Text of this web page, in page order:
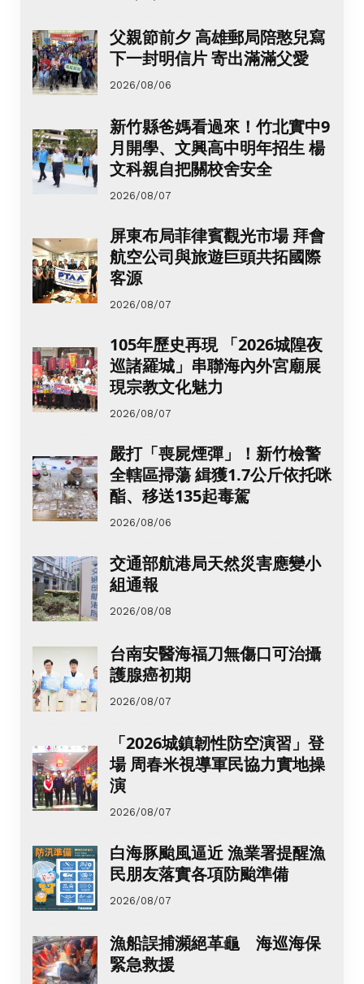
父親節前夕 高雄郵局陪憨兒寫
下一封明信片 寄出滿滿父愛
2026/08/06
新竹縣爸媽看過來！竹北實中9
月開學、文興高中明年招生 楊
文科親自把關校舍安全
2026/08/07
屏東布局菲律賓觀光市場 拜會
航空公司與旅遊巨頭共拓國際
客源
2026/08/07
105年歷史再現 「2026城隍夜
巡諸羅城」串聯海內外宮廟展
現宗教文化魅力
2026/08/07
嚴打「喪屍煙彈」！新竹檢警
全轄區掃蕩 緝獲1.7公斤依托咪
酯、移送135起毒駕
2026/08/06
交通部航港局天然災害應變小
組通報
2026/08/08
台南安醫海福刀無傷口可治攝
護腺癌初期
2026/08/07
「2026城鎮韌性防空演習」登
場 周春米視導軍民協力實地操
演
2026/08/07
白海豚颱風逼近 漁業署提醒漁
民朋友落實各項防颱準備
2026/08/07
漁船誤捕瀕絕革龜 海巡海保
緊急救援